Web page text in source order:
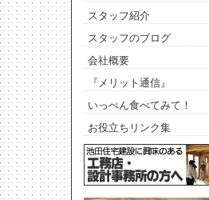
スタッフ紹介
スタッフのブログ
会社概要
『メリット通信』
いっぺん食べてみて！
お役立ちリンク集